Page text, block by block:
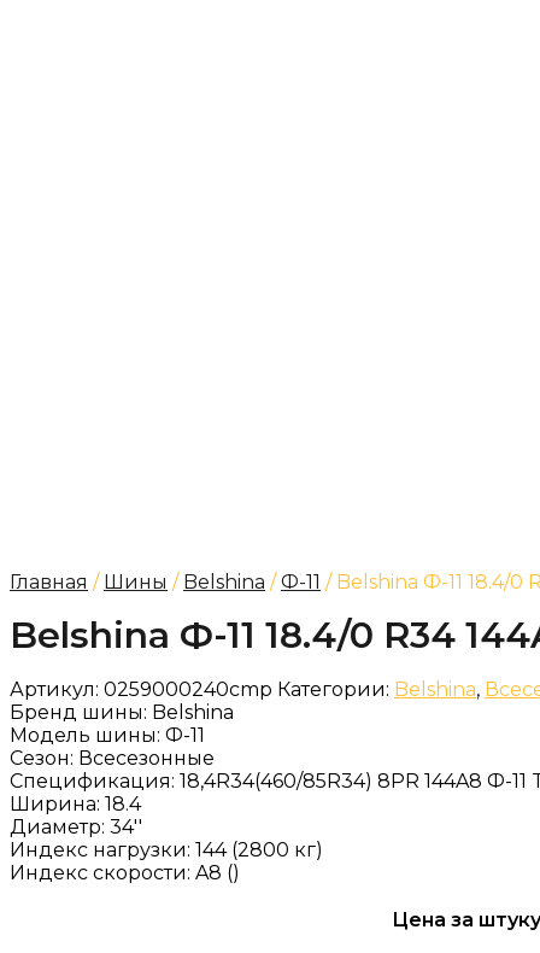
Главная / Шины / Belshina /Ф-11 / Belshina Ф-11 18.4/0
Belshina Ф-11 18.4/0 R34
Артикул: 0259000240cmp Категории: Belshina,
Бренд шины: Belshina
Модель шины: Ф-11
Сезон: Всесезонные
Спецификация: 18,4R34(460/85R34) 8PR 144A8 Ф-
Ширина: 18.4
Диаметр: 34''
Индекс нагрузки: 144 (2800 кг)
Индекс скорости: A8 ()
Цена за